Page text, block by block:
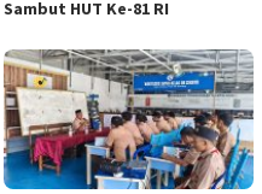
Sambut HUT Ke-81 RI